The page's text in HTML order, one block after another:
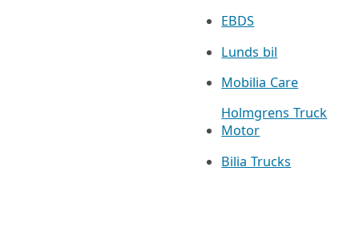
EBDS
Lunds bil
Mobilia Care
Holmgrens Truck
Motor
Bilia Trucks